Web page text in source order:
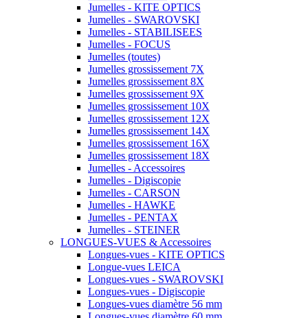
Jumelles - KITE OPTICS
Jumelles - SWAROVSKI
Jumelles - STABILISEES
Jumelles - FOCUS
Jumelles (toutes)
Jumelles grossissement 7X
Jumelles grossissement 8X
Jumelles grossissement 9X
Jumelles grossissement 10X
Jumelles grossissement 12X
Jumelles grossissement 14X
Jumelles grossissement 16X
Jumelles grossissement 18X
Jumelles - Accessoires
Jumelles - Digiscopie
Jumelles - CARSON
Jumelles - HAWKE
Jumelles - PENTAX
Jumelles - STEINER
LONGUES-VUES & Accessoires
Longues-vues - KITE OPTICS
Longue-vues LEICA
Longues-vues - SWAROVSKI
Longues-vues - Digiscopie
Longues-vues diamètre 56 mm